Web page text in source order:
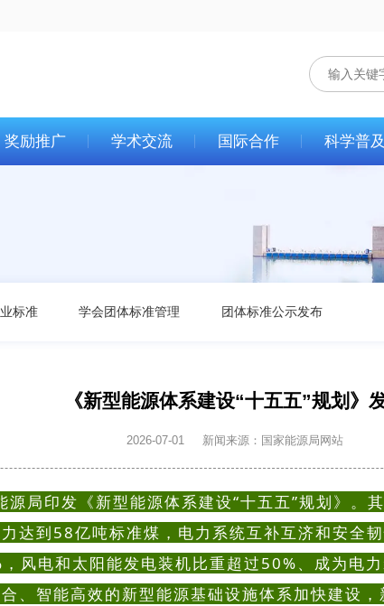
奖励推广 学术交流 国际合作 科学普及
标准 学会团体标准管理 团体标准公示发布
《新型能源体系建设“十五五”规划》
2026-07-01 新闻来源：国家能源局网站
印发《新型能源体系建设“十五五”规划》。其
达到58亿吨标准煤，电力系统互补互济和安全
风电和太阳能发电装机比重超过50%、成为电
、智能高效的新型能源基础设施体系加快建设